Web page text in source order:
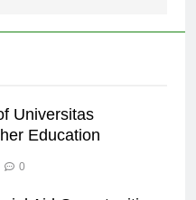
Universitas
Education
0